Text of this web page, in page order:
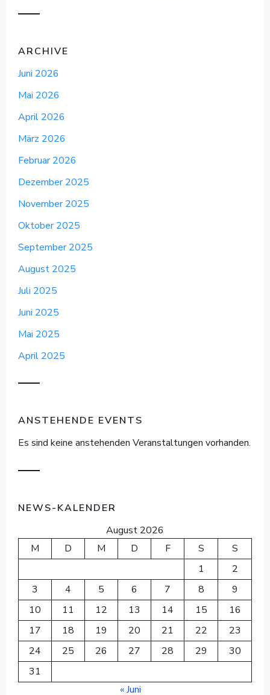
ARCHIVE
Juni 2026
Mai 2026
April 2026
März 2026
Februar 2026
Dezember 2025
November 2025
Oktober 2025
September 2025
August 2025
Juli 2025
Juni 2025
Mai 2025
April 2025
ANSTEHENDE EVENTS
Es sind keine anstehenden Veranstaltungen vorhanden.
NEWS-KALENDER
August 2026
M
D M D F S
S
1
2
3
4 5 6 7 8
9
10
11 12 13 14 15
16
17
18 19 20 21 22
23
24
25 26 27 28 29
30
31
« Juni